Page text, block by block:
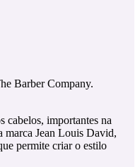
Barber Company.
cabelos, importantes na
marca Jean Louis David,
permite criar o estilo